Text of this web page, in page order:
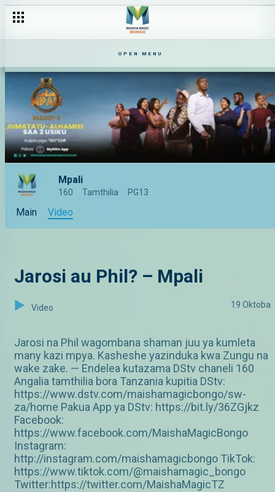
OPEN MENU
Mpali
160 Tamthilia PG13
Main Video
Jarosi au Phil? – Mpali
Video 19 Oktoba
Jarosi na Phil wagombana shaman juu ya kumleta
many kazi mpya. Kasheshe yazinduka kwa Zungu na
wake zake. — Endelea kutazama DStv chaneli 160
Angalia tamthilia bora Tanzania kupitia DStv:
https://www.dstv.com/maishamagicbongo/sw-
za/home Pakua App ya DStv: https://bit.ly/36ZGjkz
Facebook:
https://www.facebook.com/MaishaMagicBongo
Instagram:
http://instagram.com/maishamagicbongo TikTok:
https://www.tiktok.com/@maishamagic_bongo
Twitter:https://twitter.com/MaishaMagicTZ